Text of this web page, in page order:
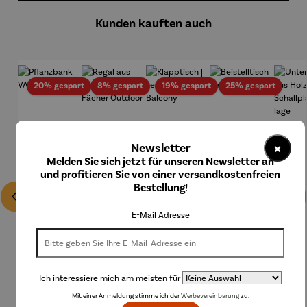
Kunden kauften auch
20% gespartRabatt8% gespartRabatt19% gespartRabatt25% gespartRabatt
×
Newsletter
Melden Sie sich jetzt für unseren Newsletter an
und profitieren Sie von einer versandkostenfreien
Bestellung!
E-Mail Adresse
Ich interessiere mich am meisten für
Mit einer Anmeldung stimme ich derWerbevereinbarungzu.